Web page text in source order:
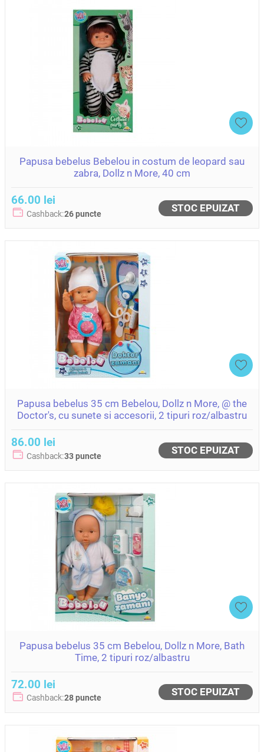
Papusa bebelus Bebelou in costum de leopard sau
zabra, Dollz n More, 40 cm
66.00 lei
Cashback:26 puncte STOC EPUIZAT
Papusa bebelus 35 cm Bebelou, Dollz n More, @ the
Doctor's, cu sunete si accesorii, 2 tipuri roz/albastru
86.00 lei
Cashback:33 puncte STOC EPUIZAT
Papusa bebelus 35 cm Bebelou, Dollz n More, Bath
Time, 2 tipuri roz/albastru
72.00 lei
Cashback:28 puncte STOC EPUIZAT